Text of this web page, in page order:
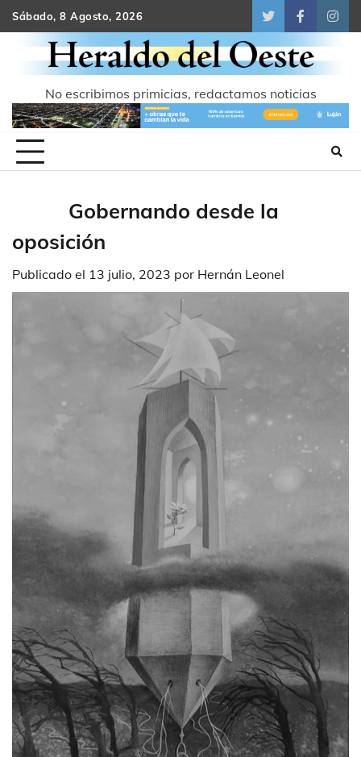
Skip
to
content
Sábado, 8 Agosto, 2026
TwitterFacebook
No escribimos primicias, redactamos noticias
Gobernando desde la
oposición
Publicado el 13 julio, 2023 por Hernán Leonel